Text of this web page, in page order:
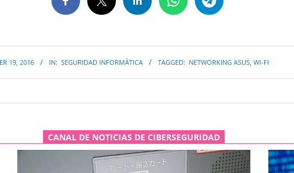
19, 2016 IN: SEGURIDAD INFORMÁTICA TAGGED: NETWORKING ASUS, WI-FI
CANAL DE NOTICIAS DE CIBERSEGURIDAD